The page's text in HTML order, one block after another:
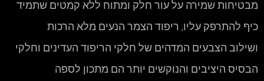
מבטיחות שמירה על עור חלק ומתוח ללא קמטים שתמיד
כיף להתרפק עליו, ריפוד הצמר הנעים מלא הרכות
ושילוב הצבעים המדהים של חלקי הריפוד העדינים וחלקי
הבסיס היציבים והנוקשים יותר הם מתכון לספה